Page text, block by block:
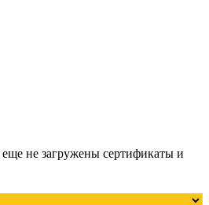
не загружены сертификаты и